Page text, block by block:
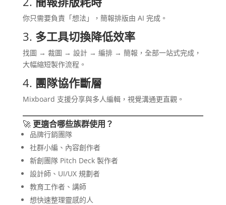
你只需要負責「想法」，簡報排版由 AI 完成。
3. 多工具切換降低效率
找圖 → 裁圖 → 設計 → 編排 → 簡報，全部一站式完成，
大幅縮短製作流程。
4. 團隊協作斷層
Mixboard 支援分享與多人編輯，視覺溝通更直觀。
🚀 更適合哪些族群使用？
品牌行銷團隊
社群小編、內容創作者
新創團隊 Pitch Deck 製作者
設計師、UI/UX 規劃者
教育工作者、講師
想快速整理靈感的人